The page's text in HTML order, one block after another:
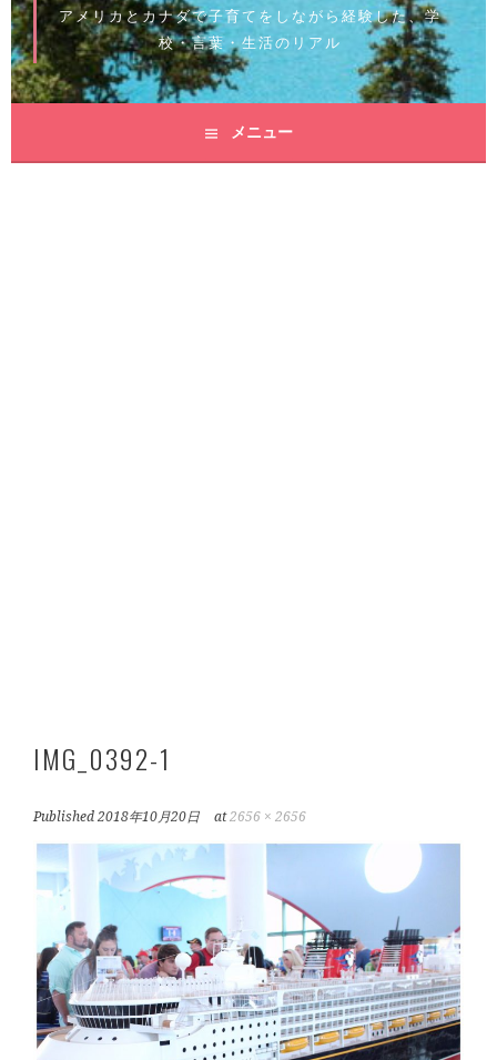
アメリカとカナダで子育てをしながら経験した、学
校・言葉・生活のリアル
メニュー
IMG_0392-1
Published2018年10月20日 at2656 × 2656